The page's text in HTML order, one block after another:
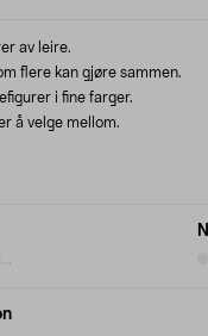
av leire.
flere kan gjøre sammen.
i fine farger.
å velge mellom.